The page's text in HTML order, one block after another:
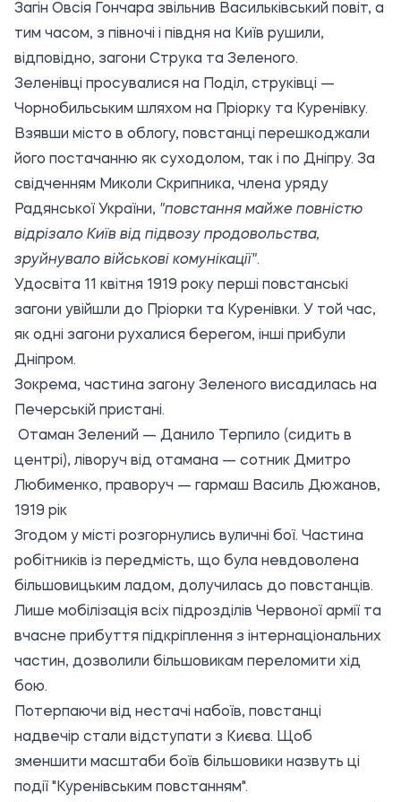
Загін Овсія Гончара звільнив Васильківський повіт, а
тим часом, з півночі і півдня на Київ рушили,
відповідно, загони Струка та Зеленого.
Зеленівці просувалися на Поділ, струківці —
Чорнобильським шляхом на Пріорку та Куренівку.
Взявши місто в облогу, повстанці перешкоджали
його постачанню як суходолом, так і по Дніпру. За
свідченням Миколи Скрипника, члена уряду
Радянської України, "повстання майже повністю
відрізало Київ від підвозу продовольства,
зруйнувало військові комунікації".
Удосвіта 11 квітня 1919 року перші повстанські
загони увійшли до Пріорки та Куренівки. У той час,
як одні загони рухалися берегом, інші прибули
Дніпром.
Зокрема, частина загону Зеленого висадилась на
Печерській пристані.
Отаман Зелений — Данило Терпило (сидить в
центрі), ліворуч від отамана — сотник Дмитро
Любименко, праворуч — гармаш Василь Дюжанов,
1919 рік
Згодом у місті розгорнулись вуличні бої. Частина
робітників із передмість, що була невдоволена
більшовицьким ладом, долучилась до повстанців.
Лише мобілізація всіх підрозділів Червоної армії та
вчасне прибуття підкріплення з інтернаціональних
частин, дозволили більшовикам переломити хід
бою.
Потерпаючи від нестачі набоїв, повстанці
надвечір стали відступати з Києва. Щоб
зменшити масштаби боїв більшовики назвуть ці
події "Куренівським повстанням".